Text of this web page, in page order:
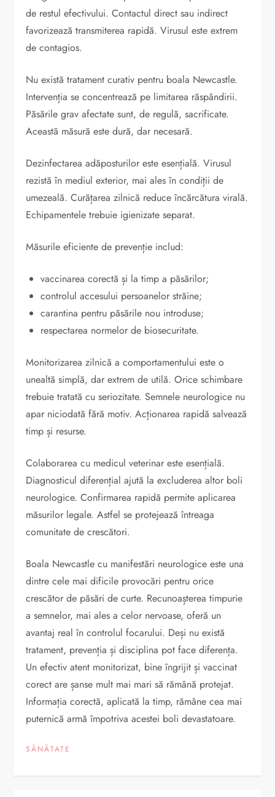
de restul efectivului. Contactul direct sau indirect
favorizează transmiterea rapidă. Virusul este extrem
de contagios.
Nu există tratament curativ pentru boala Newcastle.
Intervenția se concentrează pe limitarea răspândirii.
Păsările grav afectate sunt, de regulă, sacrificate.
Această măsură este dură, dar necesară.
Dezinfectarea adăposturilor este esențială. Virusul
rezistă în mediul exterior, mai ales în condiții de
umezeală. Curățarea zilnică reduce încărcătura virală.
Echipamentele trebuie igienizate separat.
Măsurile eficiente de prevenție includ:
vaccinarea corectă și la timp a păsărilor;
controlul accesului persoanelor străine;
carantina pentru păsările nou introduse;
respectarea normelor de biosecuritate.
Monitorizarea zilnică a comportamentului este o
unealtă simplă, dar extrem de utilă. Orice schimbare
trebuie tratată cu seriozitate. Semnele neurologice nu
apar niciodată fără motiv. Acționarea rapidă salvează
timp și resurse.
Colaborarea cu medicul veterinar este esențială.
Diagnosticul diferențial ajută la excluderea altor boli
neurologice. Confirmarea rapidă permite aplicarea
măsurilor legale. Astfel se protejează întreaga
comunitate de crescători.
Boala Newcastle cu manifestări neurologice este una
dintre cele mai dificile provocări pentru orice
crescător de păsări de curte. Recunoașterea timpurie
a semnelor, mai ales a celor nervoase, oferă un
avantaj real în controlul focarului. Deși nu există
tratament, prevenția și disciplina pot face diferența.
Un efectiv atent monitorizat, bine îngrijit și vaccinat
corect are șanse mult mai mari să rămână protejat.
Informația corectă, aplicată la timp, rămâne cea mai
puternică armă împotriva acestei boli devastatoare.
SĂNĂTATE